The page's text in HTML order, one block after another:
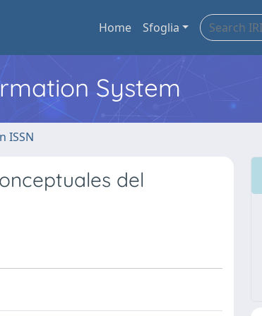
Home Sfoglia
System
ISSN
del